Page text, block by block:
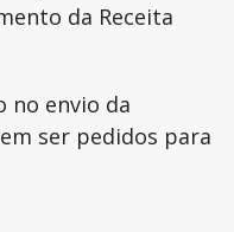
da Receita
no envio da
ser pedidos para